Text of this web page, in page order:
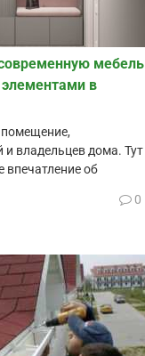
мебель
в
и владельцев дома. Тут
впечатление об
0